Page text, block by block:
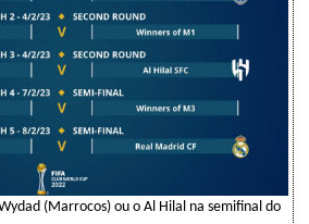
(Marrocos) ou o Al Hilal na semifinal do